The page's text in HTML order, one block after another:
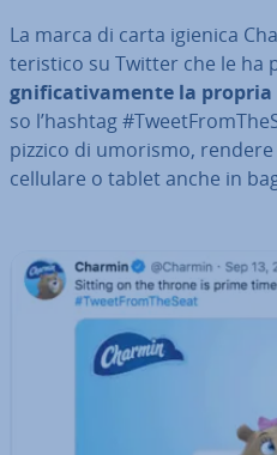
La marca di carta igienica
te­ri­sti­co su Twitter che le ha
gni­fi­ca­ti­va­men­te la propria
so l’hashtag
pizzico di umorismo,
cellulare o tablet anche in